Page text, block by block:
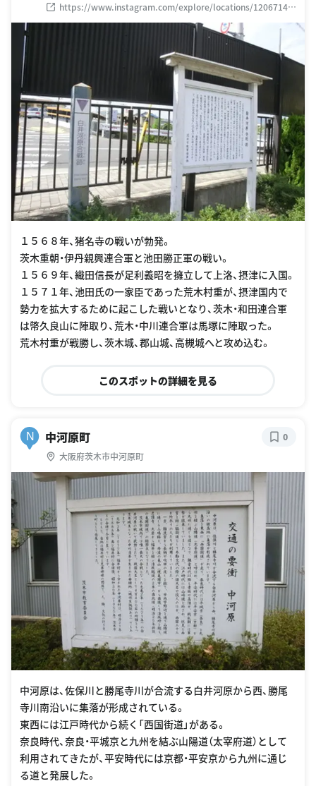
https://www.instagram.com/explore/locations/12067143
99470373
１５６８年、猪名寺の戦いが勃発。
茨木重朝・伊丹親興連合軍と池田勝正軍の戦い。
１５６９年、織田信長が足利義昭を擁立して上洛、摂津に入国。
１５７１年、池田氏の一家臣であった荒木村重が、摂津国内で
勢力を拡大するために起こした戦いとなり、茨木・和田連合軍
は幣久良山に陣取り、荒木・中川連合軍は馬塚に陣取った。
荒木村重が戦勝し、茨木城、郡山城、高槻城へと攻め込む。
このスポットの詳細を見る
N 中河原町
大阪府茨木市中河原町
0
中河原は、佐保川と勝尾寺川が合流する白井河原から西、勝尾
寺川南沿いに集落が形成されている。
東西には江戸時代から続く「西国街道」がある。
奈良時代、奈良・平城京と九州を結ぶ山陽道（太宰府道）として
利用されてきたが、平安時代には京都・平安京から九州に通じ
る道と発展した。